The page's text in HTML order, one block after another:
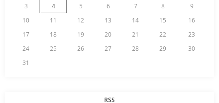
3
4 5 6 7 8
9
10
11 12 13 14 15
16
17
18 19 20 21 22
23
24
25 26 27 28 29
30
31
RSS